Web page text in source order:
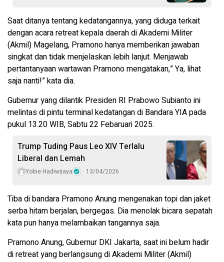
Saat ditanya tentang kedatangannya, yang diduga terkait
dengan acara retreat kepala daerah di Akademi Militer
(Akmil) Magelang, Pramono hanya memberikan jawaban
singkat dan tidak menjelaskan lebih lanjut. Menjawab
pertantanyaan wartawan Pramono mengatakan,” Ya, lihat
saja nanti!” kata dia.
Gubernur yang dilantik Presiden RI Prabowo Subianto ini
melintas di pintu terminal kedatangan di Bandara YIA pada
pukul 13.20 WIB, Sabtu 22 Febaruari 2025.
Trump Tuding Paus Leo XIV Terlalu
Liberal dan Lemah
Yobie Hadiwijaya 13/04/2026
Tiba di bandara Pramono Anung mengenakan topi dan jaket
serba hitam berjalan, bergegas. Dia menolak bicara sepatah
kata pun hanya melambaikan tangannya saja.
Pramono Anung, Gubernur DKI Jakarta, saat ini belum hadir
di retreat yang berlangsung di Akademi Militer (Akmil)